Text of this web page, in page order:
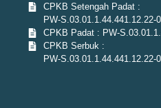
CPKB Setengah Padat :
PW-S.03.01.1.44.441.12.22-
CPKB Padat : PW-
CPKB Serbuk :
PW-S.03.01.1.44.441.12.22-